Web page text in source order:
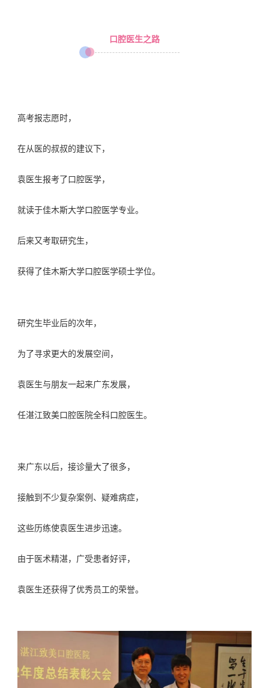
口腔医生之路
高考报志愿时，
在从医的叔叔的建议下，
袁医生报考了口腔医学，
就读于佳木斯大学口腔医学专业。
后来又考取研究生，
获得了佳木斯大学口腔医学硕士学位。
研究生毕业后的次年，
为了寻求更大的发展空间，
袁医生与朋友一起来广东发展，
任湛江致美口腔医院全科口腔医生。
来广东以后，接诊量大了很多，
接触到不少复杂案例、疑难病症，
这些历练使袁医生进步迅速。
由于医术精湛，广受患者好评，
袁医生还获得了优秀员工的荣誉。